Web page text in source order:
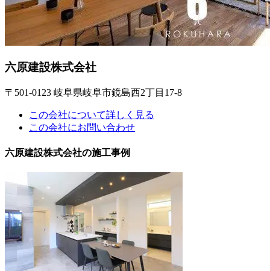
六原建設株式会社
〒501-0123 岐阜県岐阜市鏡島西2丁目17-8
この会社について詳しく見る
この会社にお問い合わせ
六原建設株式会社の施工事例